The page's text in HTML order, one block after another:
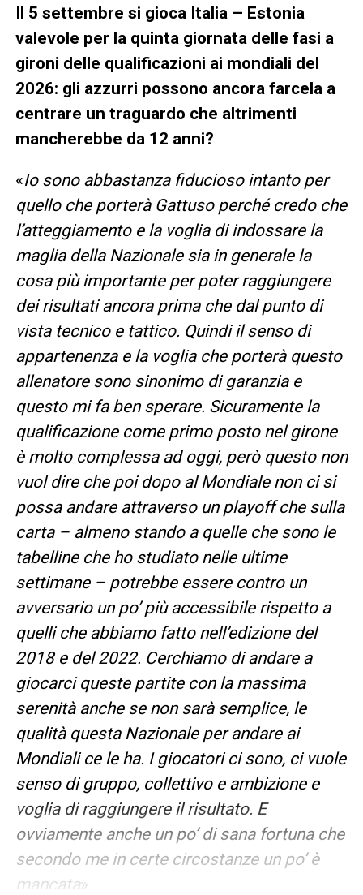
Il 5 settembre si gioca Italia – Estonia
valevole per la quinta giornata delle fasi a
gironi delle qualificazioni ai mondiali del
2026: gli azzurri possono ancora farcela a
centrare un traguardo che altrimenti
mancherebbe da 12 anni?
«Io sono abbastanza fiducioso intanto per
quello che porterà Gattuso perché credo che
l’atteggiamento e la voglia di indossare la
maglia della Nazionale sia in generale la
cosa più importante per poter raggiungere
dei risultati ancora prima che dal punto di
vista tecnico e tattico. Quindi il senso di
appartenenza e la voglia che porterà questo
allenatore sono sinonimo di garanzia e
questo mi fa ben sperare. Sicuramente la
qualificazione come primo posto nel girone
è molto complessa ad oggi, però questo non
vuol dire che poi dopo al Mondiale non ci si
possa andare attraverso un playoff che sulla
carta – almeno stando a quelle che sono le
tabelline che ho studiato nelle ultime
settimane – potrebbe essere contro un
avversario un po’ più accessibile rispetto a
quelli che abbiamo fatto nell’edizione del
2018 e del 2022. Cerchiamo di andare a
giocarci queste partite con la massima
serenità anche se non sarà semplice, le
qualità questa Nazionale per andare ai
Mondiali ce le ha. I giocatori ci sono, ci vuole
senso di gruppo, collettivo e ambizione e
voglia di raggiungere il risultato. E
ovviamente anche un po’ di sana fortuna che
secondo me in certe circostanze un po’ è
mancata».